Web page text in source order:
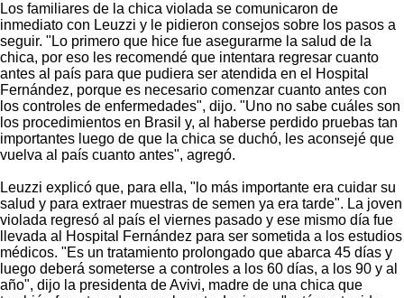
Los familiares de la chica violada se comunicaron de
inmediato con Leuzzi y le pidieron consejos sobre los pasos a
seguir. "Lo primero que hice fue asegurarme la salud de la
chica, por eso les recomendé que intentara regresar cuanto
antes al país para que pudiera ser atendida en el Hospital
Fernández, porque es necesario comenzar cuanto antes con
los controles de enfermedades", dijo. "Uno no sabe cuáles son
los procedimientos en Brasil y, al haberse perdido pruebas tan
importantes luego de que la chica se duchó, les aconsejé que
vuelva al país cuanto antes", agregó.
Leuzzi explicó que, para ella, "lo más importante era cuidar su
salud y para extraer muestras de semen ya era tarde". La joven
violada regresó al país el viernes pasado y ese mismo día fue
llevada al Hospital Fernández para ser sometida a los estudios
médicos. "Es un tratamiento prolongado que abarca 45 días y
luego deberá someterse a controles a los 60 días, a los 90 y al
año", dijo la presidenta de Avivi, madre de una chica que